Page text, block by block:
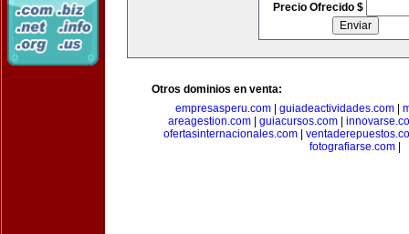
Precio Ofrecido $
Otros dominios en venta:
empresasperu.com| guiadeactividades.com|
areagestion.com| guiacursos.com|
ofertasinternacionales.com|
fotografiarse.com